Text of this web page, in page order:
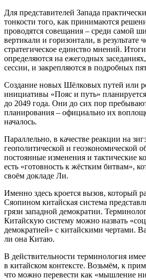
Для представителей Запада
тонкости того, как принимаются
проводятся совещания – среди самой
вертикали и горизонтали, в результате
стратегическое единство мнений.
определяются на ежегодных
сессии, и закрепляются в подробных
Создание новых Шёлковых путей или
инициативы «Пояс и путь»
до 2049 года. Они до сих пор
планирования – официально их
началось.
Параллельно, в качестве реакции на
геополитической и геоэкономической
постоянные изменения и тактические
есть «готовность к жёстким битвам»,
своём докладе Ли.
Именно здесь кроется вызов, который
Сяопином китайская система
грязи западной демократии.
Китайскую систему можно назвать
демократией» с китайскими чертами.
ли она Китаю.
В действительности терминология
в китайском контексте. Возьмём, к
что можно перевести как «мышление